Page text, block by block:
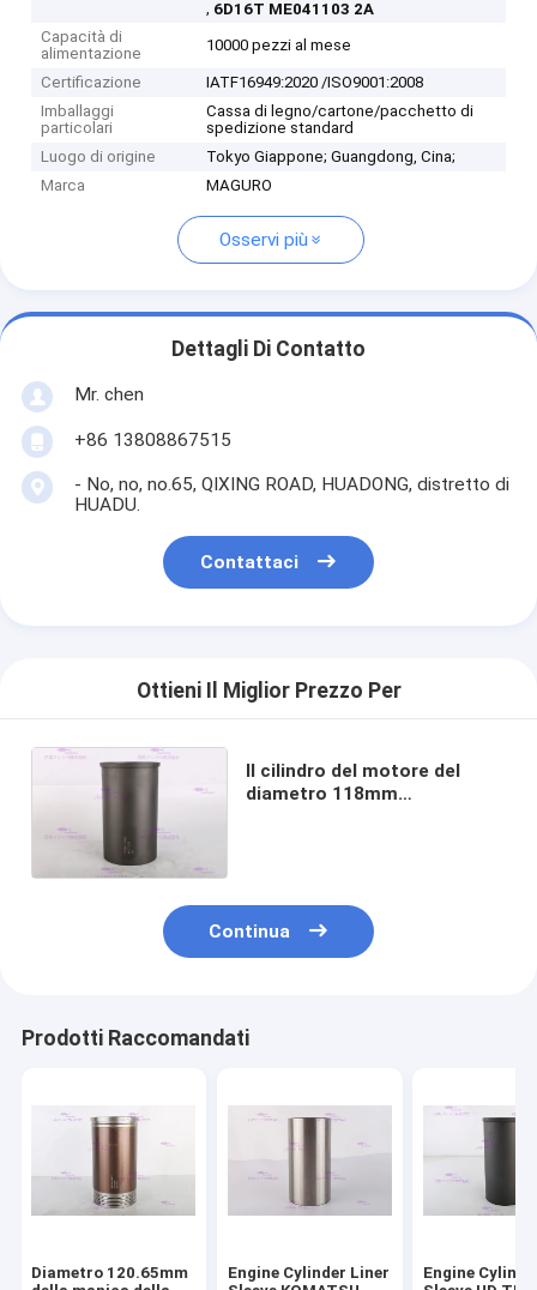
, 6D16T ME041103 2A
Capacità di
alimentazione
10000 pezzi al mese
Certificazione
IATF16949:2020 /ISO9001:2008
Imballaggi
particolari
Cassa di legno/cartone/pacchetto di
spedizione standard
Luogo di origine
Tokyo Giappone; Guangdong, Cina;
Marca
MAGURO
Osservi più
Dettagli Di Contatto
Mr. chen
+86 13808867515
- No, no, no.65, QIXING ROAD, HUADONG, distretto di
HUADU.
Contattaci
Ottieni Il Miglior Prezzo Per
Il cilindro del motore del
diametro 118mm
Continua
Prodotti Raccomandati
Diametro 120.65mm
Engine Cylinder Liner
Engine